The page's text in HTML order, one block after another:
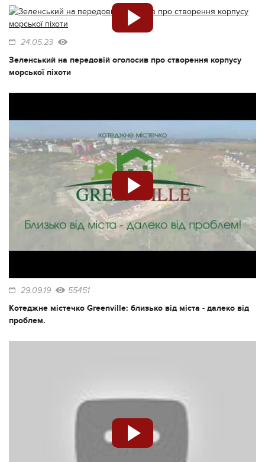
24.05.23
Зеленський на передовій оголосив про створення корпусу
морської піхоти
29.09.19 55451
Котеджне містечко Greenville: близько від міста - далеко від
проблем.